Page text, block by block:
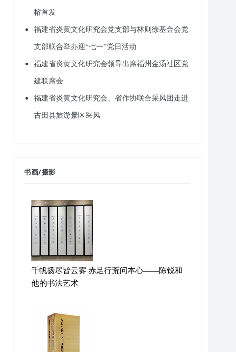
榕首发
福建省炎黄文化研究会党支部与林则徐基金会党
支部联合举办迎“七一”党日活动
福建省炎黄文化研究会领导出席福州金汤社区党
建联席会
福建省炎黄文化研究会、省作协联合采风团走进
古田县旅游景区采风
书画/摄影
千帆扬尽皆云雾 赤足行荒问本心——陈锐和
他的书法艺术